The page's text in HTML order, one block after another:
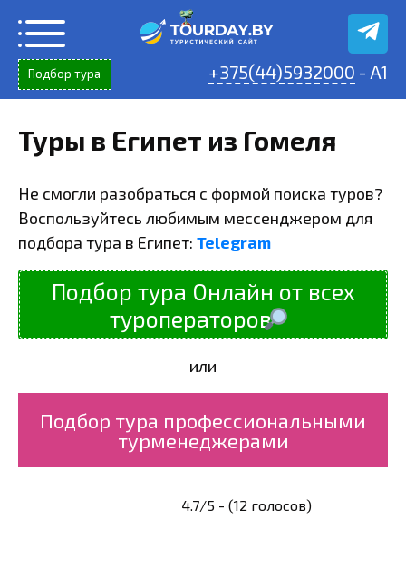
содержанию
Подбор тура +375(44)5932000 - A1
Туры в Египет из Гомеля
Не смогли разобраться с формой поиска туров?
Воспользуйтесь любимым мессенджером для
подбора тура в Египет: Telegram
Подбор тура Онлайн от всех
туроператоров
или
Подбор тура профессиональными
турменеджерами
4.7/5 - (12 голосов)